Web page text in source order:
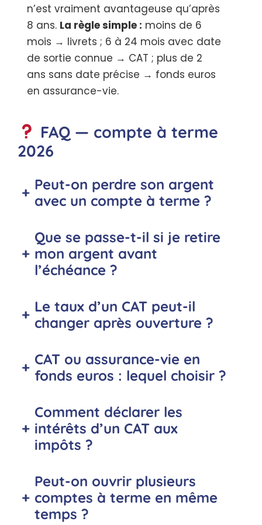
n’est vraiment avantageuse qu’après
8 ans. La règle simple : moins de 6
mois → livrets ; 6 à 24 mois avec date
de sortie connue → CAT ; plus de 2
ans sans date précise → fonds euros
en assurance-vie.
FAQ — compte à terme
2026
+ Peut-on perdre son argent
avec un compte à terme ?
+
Que se passe-t-il si je retire
mon argent avant
l’échéance ?
+ Le taux d’un CAT peut-il
changer après ouverture ?
+ CAT ou assurance-vie en
fonds euros : lequel choisir ?
+
Comment déclarer les
intérêts d’un CAT aux
impôts ?
+
Peut-on ouvrir plusieurs
comptes à terme en même
temps ?